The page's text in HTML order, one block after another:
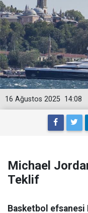
14:08
16 Ağustos 2025
Michael
Teklif
Basketbol efsanesi